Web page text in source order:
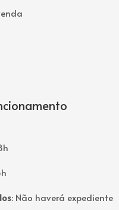
: Não haverá expediente